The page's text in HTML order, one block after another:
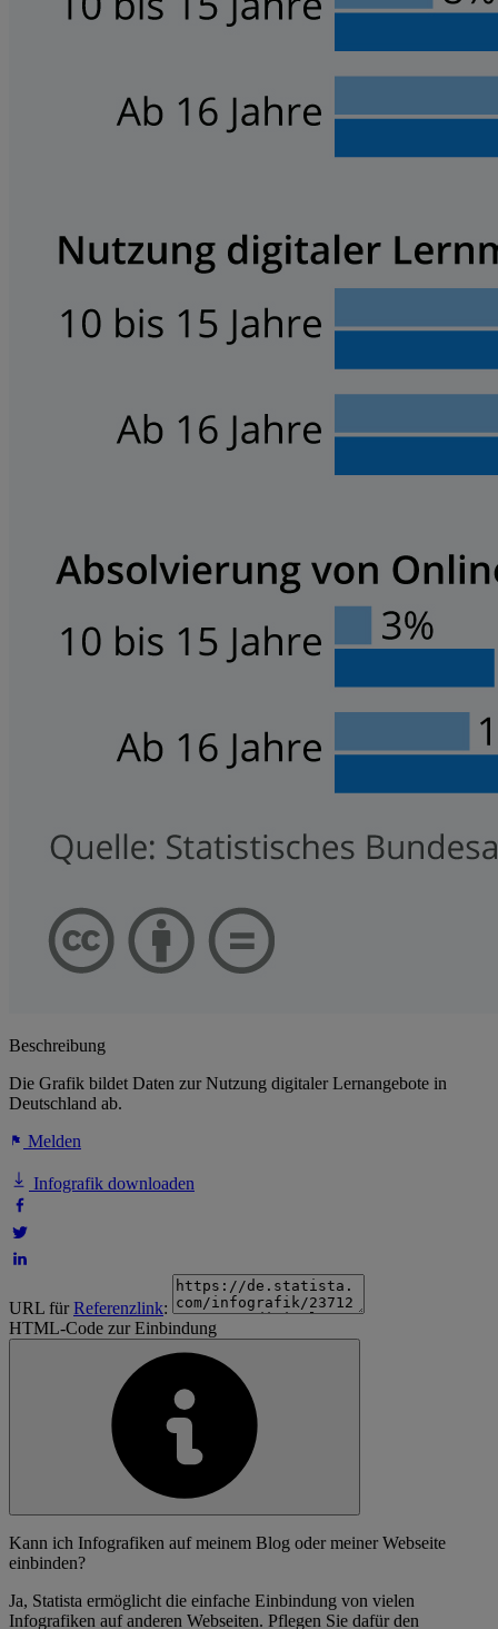
Beschreibung
Die Grafik bildet Daten zur Nutzung digitaler Lernangebote in
Deutschland ab.
Melden
Infografik downloaden
URL fürReferenzlink:
HTML-Code zur Einbindung
Kann ich Infografiken auf meinem Blog oder meiner Webseite
einbinden?
Ja, Statista ermöglicht die einfache Einbindung von vielen
Infografiken auf anderen Webseiten. Pflegen Sie dafür den